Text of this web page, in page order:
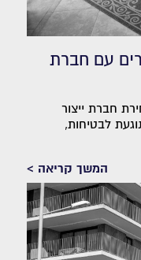
עם חברת
הקיים ב-2025, בחירת חברת ייצור
לבטיחות,
המשך קריאה >